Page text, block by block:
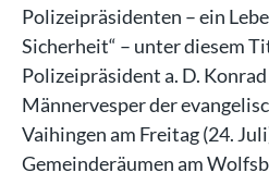
Polizeipräsidenten – ein
Sicherheit“ – unter diesem
Polizeipräsident a. D.
Männervesper der
Vaihingen am Freitag (24.
Gemeinderäumen am